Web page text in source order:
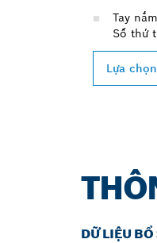
Tay
Số thứ
Lựa
DỮ LIỆU BỔ